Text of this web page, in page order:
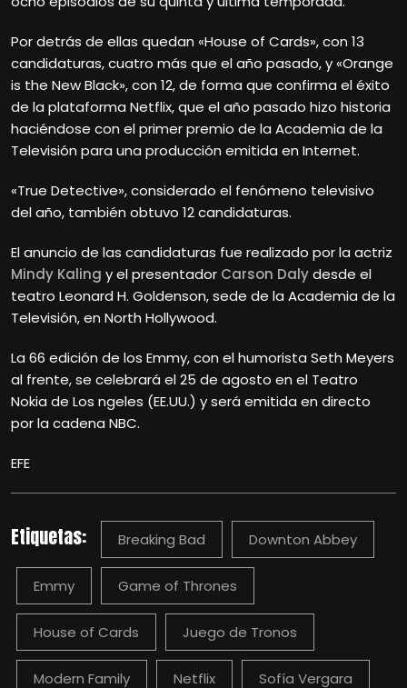
Por detrás de ellas quedan «House of Cards», con 13
candidaturas, cuatro más que el año pasado, y «Orange
is the New Black», con 12, de forma que confirma el éxito
de la plataforma Netflix, que el año pasado hizo historia
haciéndose con el primer premio de la Academia de la
Televisión para una producción emitida en Internet.
«True Detective», considerado el fenómeno televisivo
del año, también obtuvo 12 candidaturas.
El anuncio de las candidaturas fue realizado por la actriz
Mindy Kaling y el presentador Carson Dalydesde el
teatro Leonard H. Goldenson, sede de la Academia de la
Televisión, en North Hollywood.
La 66 edición de los Emmy, con el humorista Seth Meyers
al frente, se celebrará el 25 de agosto en el Teatro
Nokia de Los ngeles (EE.UU.) y será emitida en directo
por la cadena NBC.
EFE
Etiquetas: Breaking Bad Downton Abbey
Emmy Game of Thrones
House of Cards Juego de Tronos
Modern Family Netflix Sofía Vergara